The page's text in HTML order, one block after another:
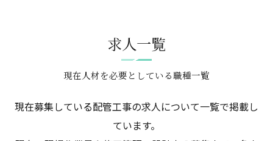
求人一覧
現在人材を必要としている職種一覧
現在募集している配管工事の求人について一覧で掲載し
ています。